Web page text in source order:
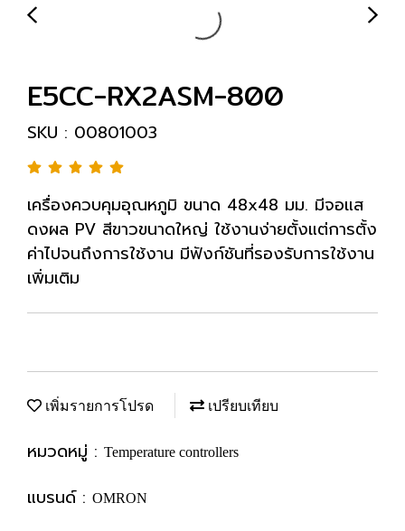
E5CC-RX2ASM-800
SKU : 00801003
เครื่องควบคุมอุณหภูมิ ขนาด 48x48 มม. มีจอแส
ดงผล PV สีขาวขนาดใหญ่ ใช้งานง่ายตั้งแต่การตั้ง
ค่าไปจนถึงการใช้งาน มีฟังก์ชันที่รองรับการใช้งาน
เพิ่มเติม
เพิ่มรายการโปรด เปรียบเทียบ
หมวดหมู่ : Temperature controllers
แบรนด์ : OMRON